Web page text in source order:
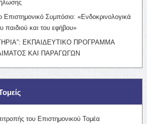
Επιστημονικό Συμπόσιο: «Ενδοκρινολογικά
παιδιού και του εφήβου»
ΕΚΠΑΙΔΕΥΤΙΚΟ ΠΡΟΓΡΑΜΜΑ
ΚΑΙ ΠΑΡΑΓΩΓΩΝ
του Επιστημονικού Τομέα